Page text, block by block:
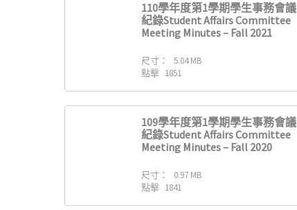
110學年度第1學期學生事務會議
紀錄Student Affairs Committee
Meeting Minutes – Fall 2021
尺寸：
5.04 MB
點擊 1851
109學年度第1學期學生事務會議
紀錄Student Affairs Committee
Meeting Minutes – Fall 2020
尺寸：
0.97 MB
點擊 1841